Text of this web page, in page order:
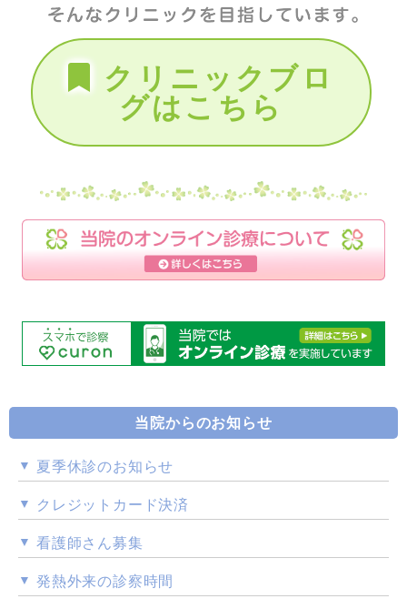
クリニックブロ
グはこちら
当院からのお知らせ
夏季休診のお知らせ
クレジットカード決済
看護師さん募集
発熱外来の診察時間